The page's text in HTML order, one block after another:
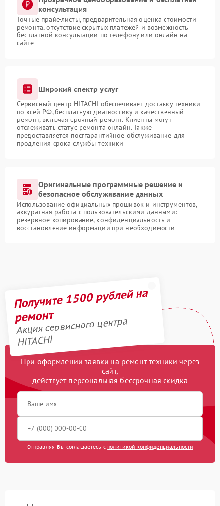
консультация
Точные прайс-листы, предварительная оценка стоимости
ремонта, отсутствие скрытых платежей и возможность
бесплатной консультации по телефону или онлайн на
сайте
Широкий спектр услуг
Сервисный центр HITACHI обеспечивает доставку техники
по всей РФ, бесплатную диагностику и качественный
ремонт, включая срочный ремонт. Клиенты могут
отслеживать статус ремонта онлайн. Также
предоставляется постгарантийное обслуживание для
продления срока службы техники
Оригинальные программные решение и
безопасное обслуживание данных
Использование официальных прошивок и инструментов,
аккуратная работа с пользовательскими данными:
резервное копирование, конфиденциальность и
восстановление информации при необходимости
Получите 1500 рублей на
ремонт
Акция сервисного центра
HITACHI
При оформлении заявки на ремонт техники через
сайт,
действует персональная бессрочная скидка
Отправляя, Вы соглашаетесь с политикой конфиденциальности